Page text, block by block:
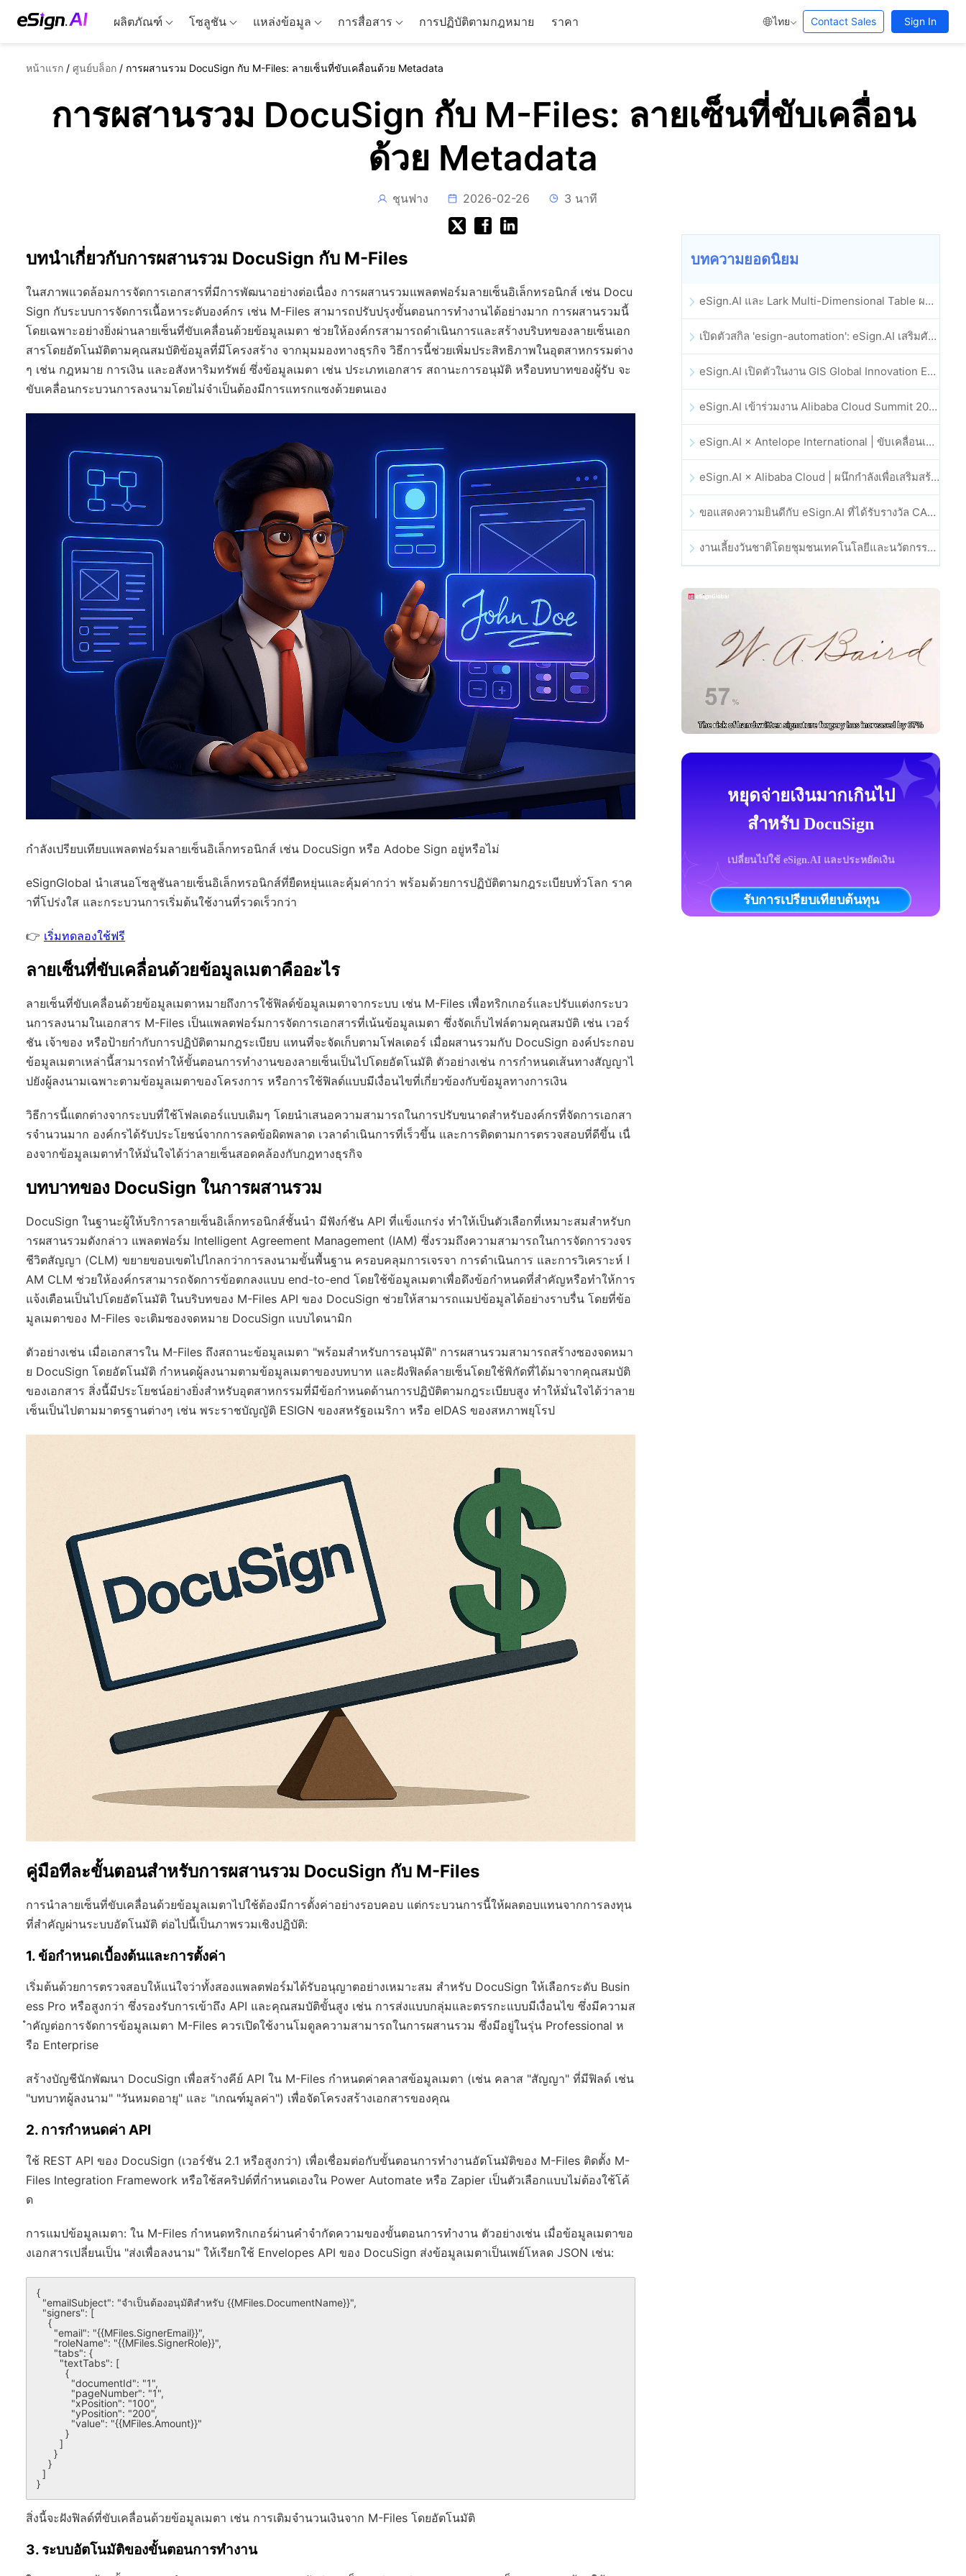
ผลิตภัณฑ์ โซลูชัน แหล่งข้อมูล การสื่อสาร การปฏิบัติตามกฎหมาย ราคา ไทย Contact Sales Sign In
หน้าแรก / ศูนย์บล็อก / การผสานรวม DocuSign กับ M-Files: ลายเซ็นที่ขับเคลื่อนด้วย Metadata
การผสานรวม DocuSign กับ M-Files: ลายเซ็นที่ขับเคลื่อน
ด้วย Metadata
ชุนฟาง 2026-02-26 3 นาที
บทนำเกี่ยวกับการผสานรวม DocuSign กับ M-Files
ในสภาพแวดล้อมการจัดการเอกสารที่มีการพัฒนาอย่างต่อเนื่อง การผสานรวมแพลตฟอร์มลายเซ็นอิเล็กทรอนิกส์ เช่น Docu
Sign กับระบบการจัดการเนื้อหาระดับองค์กร เช่น M-Files สามารถปรับปรุงขั้นตอนการทำงานได้อย่างมาก การผสานรวมนี้
โดยเฉพาะอย่างยิ่งผ่านลายเซ็นที่ขับเคลื่อนด้วยข้อมูลเมตา ช่วยให้องค์กรสามารถดำเนินการและสร้างบริบทของลายเซ็นเอก
สารโดยอัตโนมัติตามคุณสมบัติข้อมูลที่มีโครงสร้าง จากมุมมองทางธุรกิจ วิธีการนี้ช่วยเพิ่มประสิทธิภาพในอุตสาหกรรมต่าง
ๆ เช่น กฎหมาย การเงิน และอสังหาริมทรัพย์ ซึ่งข้อมูลเมตา เช่น ประเภทเอกสาร สถานะการอนุมัติ หรือบทบาทของผู้รับ จะ
ขับเคลื่อนกระบวนการลงนามโดยไม่จำเป็นต้องมีการแทรกแซงด้วยตนเอง
กำลังเปรียบเทียบแพลตฟอร์มลายเซ็นอิเล็กทรอนิกส์ เช่น DocuSign หรือ Adobe Sign อยู่หรือไม่
eSignGlobal นำเสนอโซลูชันลายเซ็นอิเล็กทรอนิกส์ที่ยืดหยุ่นและคุ้มค่ากว่า พร้อมด้วยการปฏิบัติตามกฎระเบียบทั่วโลก ราค
าที่โปร่งใส และกระบวนการเริ่มต้นใช้งานที่รวดเร็วกว่า
👉 เริ่มทดลองใช้ฟรี
ลายเซ็นที่ขับเคลื่อนด้วยข้อมูลเมตาคืออะไร
ลายเซ็นที่ขับเคลื่อนด้วยข้อมูลเมตาหมายถึงการใช้ฟิลด์ข้อมูลเมตาจากระบบ เช่น M-Files เพื่อทริกเกอร์และปรับแต่งกระบว
นการลงนามในเอกสาร M-Files เป็นแพลตฟอร์มการจัดการเอกสารที่เน้นข้อมูลเมตา ซึ่งจัดเก็บไฟล์ตามคุณสมบัติ เช่น เวอร์
ชัน เจ้าของ หรือป้ายกำกับการปฏิบัติตามกฎระเบียบ แทนที่จะจัดเก็บตามโฟลเดอร์ เมื่อผสานรวมกับ DocuSign องค์ประกอบ
ข้อมูลเมตาเหล่านี้สามารถทำให้ขั้นตอนการทำงานของลายเซ็นเป็นไปโดยอัตโนมัติ ตัวอย่างเช่น การกำหนดเส้นทางสัญญาไ
ปยังผู้ลงนามเฉพาะตามข้อมูลเมตาของโครงการ หรือการใช้ฟิลด์แบบมีเงื่อนไขที่เกี่ยวข้องกับข้อมูลทางการเงิน
วิธีการนี้แตกต่างจากระบบที่ใช้โฟลเดอร์แบบเดิมๆ โดยนำเสนอความสามารถในการปรับขนาดสำหรับองค์กรที่จัดการเอกสา
รจำนวนมาก องค์กรได้รับประโยชน์จากการลดข้อผิดพลาด เวลาดำเนินการที่เร็วขึ้น และการติดตามการตรวจสอบที่ดีขึ้น เนื่
องจากข้อมูลเมตาทำให้มั่นใจได้ว่าลายเซ็นสอดคล้องกับกฎทางธุรกิจ
บทบาทของ DocuSign ในการผสานรวม
DocuSign ในฐานะผู้ให้บริการลายเซ็นอิเล็กทรอนิกส์ชั้นนำ มีฟังก์ชัน API ที่แข็งแกร่ง ทำให้เป็นตัวเลือกที่เหมาะสมสำหรับก
ารผสานรวมดังกล่าว แพลตฟอร์ม Intelligent Agreement Management (IAM) ซึ่งรวมถึงความสามารถในการจัดการวงจร
ชีวิตสัญญา (CLM) ขยายขอบเขตไปไกลกว่าการลงนามขั้นพื้นฐาน ครอบคลุมการเจรจา การดำเนินการ และการวิเคราะห์ I
AM CLM ช่วยให้องค์กรสามารถจัดการข้อตกลงแบบ end-to-end โดยใช้ข้อมูลเมตาเพื่อดึงข้อกำหนดที่สำคัญหรือทำให้การ
แจ้งเตือนเป็นไปโดยอัตโนมัติ ในบริบทของ M-Files API ของ DocuSign ช่วยให้สามารถแมปข้อมูลได้อย่างราบรื่น โดยที่ข้อ
มูลเมตาของ M-Files จะเติมซองจดหมาย DocuSign แบบไดนามิก
ตัวอย่างเช่น เมื่อเอกสารใน M-Files ถึงสถานะข้อมูลเมตา "พร้อมสำหรับการอนุมัติ" การผสานรวมสามารถสร้างซองจดหมา
ย DocuSign โดยอัตโนมัติ กำหนดผู้ลงนามตามข้อมูลเมตาของบทบาท และฝังฟิลด์ลายเซ็นโดยใช้พิกัดที่ได้มาจากคุณสมบัติ
ของเอกสาร สิ่งนี้มีประโยชน์อย่างยิ่งสำหรับอุตสาหกรรมที่มีข้อกำหนดด้านการปฏิบัติตามกฎระเบียบสูง ทำให้มั่นใจได้ว่าลาย
เซ็นเป็นไปตามมาตรฐานต่างๆ เช่น พระราชบัญญัติ ESIGN ของสหรัฐอเมริกา หรือ eIDAS ของสหภาพยุโรป
คู่มือทีละขั้นตอนสำหรับการผสานรวม DocuSign กับ M-Files
การนำลายเซ็นที่ขับเคลื่อนด้วยข้อมูลเมตาไปใช้ต้องมีการตั้งค่าอย่างรอบคอบ แต่กระบวนการนี้ให้ผลตอบแทนจากการลงทุน
ที่สำคัญผ่านระบบอัตโนมัติ ต่อไปนี้เป็นภาพรวมเชิงปฏิบัติ:
1. ข้อกำหนดเบื้องต้นและการตั้งค่า
เริ่มต้นด้วยการตรวจสอบให้แน่ใจว่าทั้งสองแพลตฟอร์มได้รับอนุญาตอย่างเหมาะสม สำหรับ DocuSign ให้เลือกระดับ Busin
ess Pro หรือสูงกว่า ซึ่งรองรับการเข้าถึง API และคุณสมบัติขั้นสูง เช่น การส่งแบบกลุ่มและตรรกะแบบมีเงื่อนไข ซึ่งมีความส
ำคัญต่อการจัดการข้อมูลเมตา M-Files ควรเปิดใช้งานโมดูลความสามารถในการผสานรวม ซึ่งมีอยู่ในรุ่น Professional ห
รือ Enterprise
สร้างบัญชีนักพัฒนา DocuSign เพื่อสร้างคีย์ API ใน M-Files กำหนดค่าคลาสข้อมูลเมตา (เช่น คลาส "สัญญา" ที่มีฟิลด์ เช่น
"บทบาทผู้ลงนาม" "วันหมดอายุ" และ "เกณฑ์มูลค่า") เพื่อจัดโครงสร้างเอกสารของคุณ
2. การกำหนดค่า API
ใช้ REST API ของ DocuSign (เวอร์ชัน 2.1 หรือสูงกว่า) เพื่อเชื่อมต่อกับขั้นตอนการทำงานอัตโนมัติของ M-Files ติดตั้ง M-
Files Integration Framework หรือใช้สคริปต์ที่กำหนดเองใน Power Automate หรือ Zapier เป็นตัวเลือกแบบไม่ต้องใช้โค้
ด
การแมปข้อมูลเมตา: ใน M-Files กำหนดทริกเกอร์ผ่านคำจำกัดความของขั้นตอนการทำงาน ตัวอย่างเช่น เมื่อข้อมูลเมตาขอ
งเอกสารเปลี่ยนเป็น "ส่งเพื่อลงนาม" ให้เรียกใช้ Envelopes API ของ DocuSign ส่งข้อมูลเมตาเป็นเพย์โหลด JSON เช่น:
{
สิ่งนี้จะฝังฟิลด์ที่ขับเคลื่อนด้วยข้อมูลเมตา เช่น การเติมจำนวนเงินจาก M-Files โดยอัตโนมัติ
3. ระบบอัตโนมัติของขั้นตอนการทำงาน
บทความยอดนิยม
eSign.AI และ Lark Multi-Dimensional Table ผสานรวมกันอย่างเป็นทางการ: การลงนามและการเก็บถาวรสัญญาอิเล็กทรอนิกส์แบบอัตโนมัติเต็มรูปแบบ
เปิดตัวสกิล 'esign-automation': eSign.AI เสริมศักยภาพให้ OpenClaw ด้วยลายเซ็นอิเล็กทรอนิกส์อัตโนมัติ
eSign.AI เปิดตัวในงาน GIS Global Innovation Exhibition 2025
eSign.AI เข้าร่วมงาน Alibaba Cloud Summit 2025 ที่ฮ่องกง เพื่อขับเคลื่อนนวัตกรรมคลาวด์ที่ขับเคลื่อนด้วย AI และความเชื่อมั่นทางดิจิทัล
eSign.AI × Antelope International | ขับเคลื่อนเวิร์กโฟลดิจิทัลที่ปลอดภัยและขับเคลื่อนด้วย AI
eSign.AI × Alibaba Cloud | ผนึกกำลังเพื่อเสริมสร้างความเชื่อมั่นดิจิทัลระดับโลกสำหรับฟินเทค
ขอแสดงความยินดีกับ eSign.AI ที่ได้รับรางวัล CAHK STAR Award 2025
งานเลี้ยงวันชาติโดยชุมชนเทคโนโลยีและนวัตกรรมฮ่องกง
หยุดจ่ายเงินมากเกินไป
สำหรับ DocuSign
เปลี่ยนไปใช้ eSign.AI และประหยัดเงิน
รับการเปรียบเทียบต้นทุน